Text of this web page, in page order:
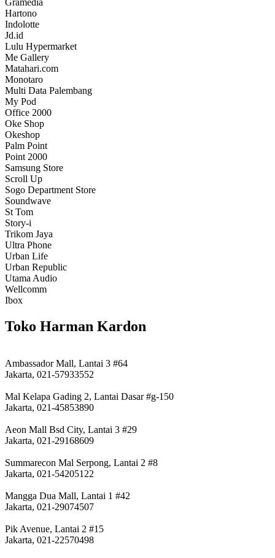
Hartono
Indolotte
Jd.id
Lulu Hypermarket
Me Gallery
Matahari.com
Monotaro
Multi Data Palembang
My Pod
Office 2000
Oke Shop
Okeshop
Palm Point
Point 2000
Samsung Store
Scroll Up
Sogo Department Store
Soundwave
St Tom
Story-i
Trikom Jaya
Ultra Phone
Urban Life
Urban Republic
Utama Audio
Wellcomm
Ibox
Toko Harman Kardon
Ambassador Mall, Lantai 3 #64
Jakarta, 021-57933552
Mal Kelapa Gading 2, Lantai Dasar #g-150
Jakarta, 021-45853890
Aeon Mall Bsd City, Lantai 3 #29
Jakarta, 021-29168609
Summarecon Mal Serpong, Lantai 2 #8
Jakarta, 021-54205122
Mangga Dua Mall, Lantai 1 #42
Jakarta, 021-29074507
Pik Avenue, Lantai 2 #15
Jakarta, 021-22570498